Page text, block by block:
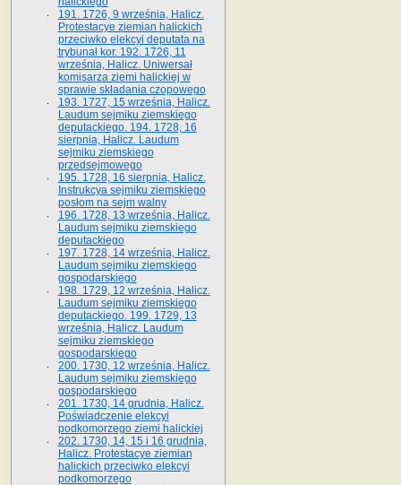
191. 1726, 9 września, Halicz.
Protestacye ziemian halickich
przeciwko elekcyi deputata na
trybunał kor. 192. 1726, 11
września, Halicz. Uniwersał
komisarza ziemi halickiej w
sprawie składania czopowego
193. 1727, 15 września, Halicz.
Laudum sejmiku ziemskiego
deputackiego. 194. 1728, 16
sierpnia, Halicz. Laudum
sejmiku ziemskiego
przedsejmowego
195. 1728, 16 sierpnia, Halicz.
Instrukcya sejmiku ziemskiego
posłom na sejm walny
196. 1728, 13 września, Halicz.
Laudum sejmiku ziemskiego
deputackiego
197. 1728, 14 września, Halicz.
Laudum sejmiku ziemskiego
gospodarskiego
198. 1729, 12 września, Halicz.
Laudum sejmiku ziemskiego
deputackiego. 199. 1729, 13
września, Halicz. Laudum
sejmiku ziemskiego
gospodarskiego
200. 1730, 12 września, Halicz.
Laudum sejmiku ziemskiego
gospodarskiego
201. 1730, 14 grudnia, Halicz.
Poświadczenie elekcyi
podkomorzego ziemi halickiej
202. 1730, 14, 15 i 16 grudnia,
Halicz. Protestacye ziemian
halickich przeciwko elekcyi
podkomorzego